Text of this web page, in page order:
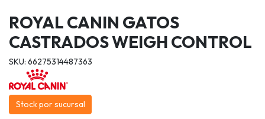
ROYAL CANIN GATOS
CASTRADOS WEIGH CONTROL
SKU: 66275314487363
Stock por sucursal